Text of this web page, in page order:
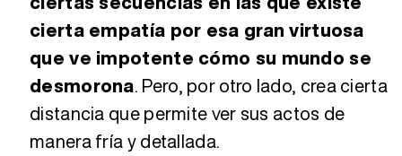
cierta empatía por esa gran virtuosa
que ve impotente cómo su mundo se
desmorona. Pero, por otro lado, crea cierta
distancia que permite ver sus actos de
manera fría y detallada.